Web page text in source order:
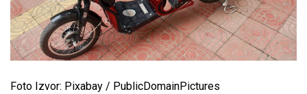
Foto Izvor: Pixabay / PublicDomainPictures